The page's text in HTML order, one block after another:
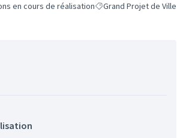
de la catégorie : Propositions en cours de
en cours de réalisationFiltrer les résultats pour
Grand Projet de Ville